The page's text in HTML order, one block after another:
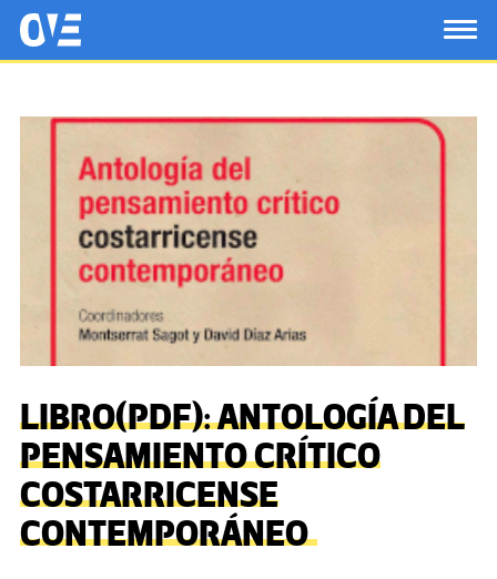
Saltar al contenido principal
OtrasVocesenEducacion.org
LIBRO(PDF): ANTOLOGÍA DEL
PENSAMIENTO CRÍTICO
COSTARRICENSE
CONTEMPORÁNEO